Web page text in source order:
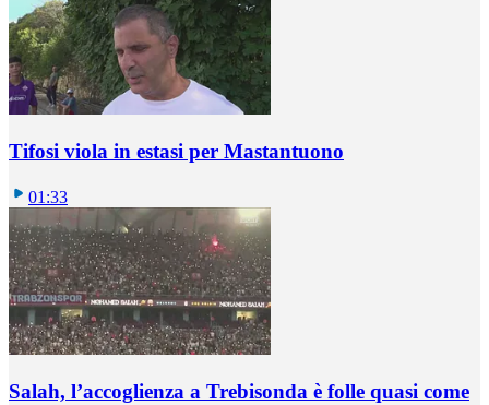
Tifosi viola in estasi per Mastantuono
01:33
Salah, l’accoglienza a Trebisonda è folle quasi come